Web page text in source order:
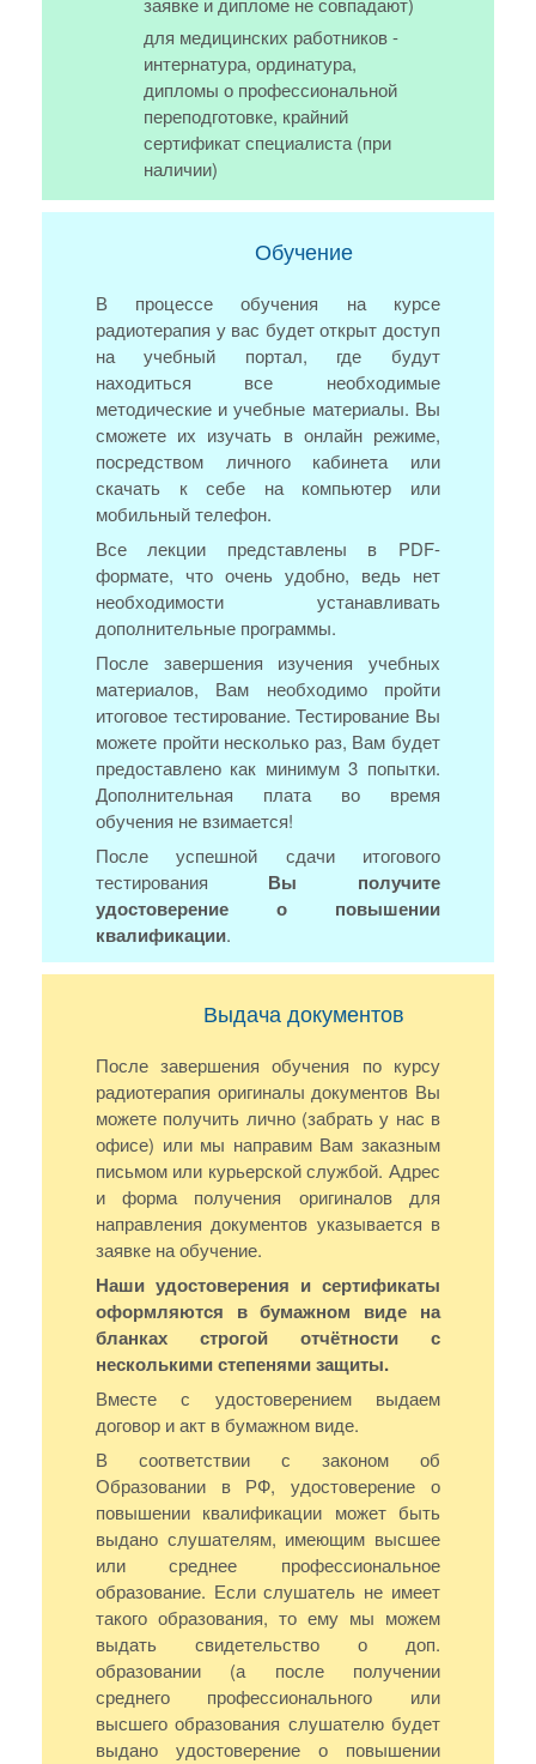
для медицинских работников -
интернатура, ординатура,
дипломы о профессиональной
переподготовке, крайний
сертификат специалиста (при
наличии)
Обучение
В процессе обучения на курсе
радиотерапия у вас будет открыт доступ
на учебный портал, где будут
находиться все необходимые
методические и учебные материалы. Вы
сможете их изучать в онлайн режиме,
посредством личного кабинета или
скачать к себе на компьютер или
мобильный телефон.
Все лекции представлены в PDF-
формате, что очень удобно, ведь нет
необходимости устанавливать
дополнительные программы.
После завершения изучения учебных
материалов, Вам необходимо пройти
итоговое тестирование. Тестирование Вы
можете пройти несколько раз, Вам будет
предоставлено как минимум 3 попытки.
Дополнительная плата во время
обучения не взимается!
После успешной сдачи итогового
тестирования Вы получите
удостоверение о повышении
квалификации.
Выдача документов
После завершения обучения по курсу
радиотерапия оригиналы документов Вы
можете получить лично (забрать у нас в
офисе) или мы направим Вам заказным
письмом или курьерской службой. Адрес
и форма получения оригиналов для
направления документов указывается в
заявке на обучение.
Наши удостоверения и сертификаты
оформляются в бумажном виде на
бланках строгой отчётности с
несколькими степенями защиты.
Вместе с удостоверением выдаем
договор и акт в бумажном виде.
В соответствии с законом об
Образовании в РФ, удостоверение о
повышении квалификации может быть
выдано слушателям, имеющим высшее
или среднее профессиональное
образование. Если слушатель не имеет
такого образования, то ему мы можем
выдать свидетельство о доп.
образовании (а после получении
среднего профессионального или
высшего образования слушателю будет
выдано удостоверение о повышении